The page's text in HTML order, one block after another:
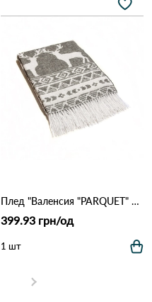
Плед "Валенсия "PARQUET" 140/200 бел-дым Белый дым
399.93 грн/од
1 шт